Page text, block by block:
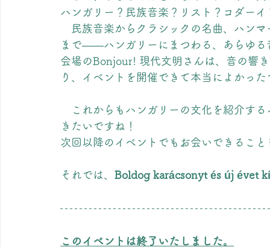
ハンガリー？民族音楽？リスト？コダー
民族音楽からクラシックの名曲、ハンマ
まで――ハンガリーにまつわる、あらゆる
会場のBonjour! 現代文明さんは、音の響
り、イベントを開催できて本当によかった
これからもハンガリーの文化を紹介する
きたいですね！
次回以降のイベントでもお会いできるこ
それでは、 Boldog karácsonyt és új évet
このイベントは終了いたしました。